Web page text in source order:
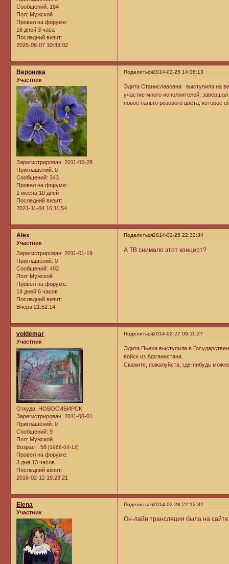
Сообщений: 184
Пол: Мужской
Провел на форуме:
16 дней 3 часа
Последний визит:
2026-08-07 10:39:02
Поделиться2014-02-25 14:08:13
Вероника
Участник
Зарегистрирован: 2011-05-28
Приглашений: 0
Сообщений: 343
Провел на форуме:
1 месяц 10 дней
Последний визит:
2021-11-04 16:11:54
Эдита Станиславовна выступила на
участие много исполнителей,
новое пальто розового цвета,
Поделиться2014-02-25 22:32:34
Alex
Участник
Зарегистрирован: 2011-01-19
Приглашений: 0
Сообщений: 403
Пол: Мужской
Провел на форуме:
14 дней 6 часов
Последний визит:
Вчера 21:52:14
А ТВ снимало этот концерт?
Поделиться2014-02-27 09:11:27
voldemar
Участник
Откуда: НОВОСИБИРСК
Зарегистрирован: 2011-06-01
Приглашений: 0
Сообщений: 9
Пол: Мужской
Возраст: 58 [1968-04-12]
Провел на форуме:
3 дня 13 часов
Последний визит:
2016-02-12 19:23:21
Эдита Пьеха выступила в
войск из Афганистана.
Скажите, пожалуйста, где-нибудь
Поделиться2014-02-28 22:12:32
Elena
Участник
Он-лайн трансляция была на